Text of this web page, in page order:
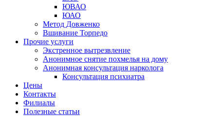
ЮВАО
ЮАО
Метод Довженко
Вшивание Торпедо
Прочие услуги
Экстренное вытрезвление
Анонимное снятие похмелья на дому
Анонимная консультация нарколога
Консультация психиатра
Цены
Контакты
Филиалы
Полезные статьи